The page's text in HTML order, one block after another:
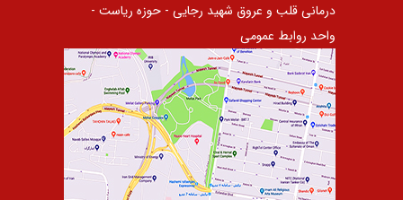
درمانی قلب و عروق شهید رجایی - حوزه ریاست -
واحد روابط عمومی